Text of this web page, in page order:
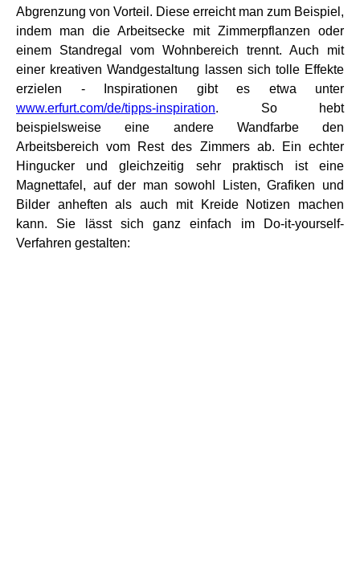
Abgrenzung von Vorteil. Diese erreicht man zum Beispiel,
indem man die Arbeitsecke mit Zimmerpflanzen oder
einem Standregal vom Wohnbereich trennt. Auch mit
einer kreativen Wandgestaltung lassen sich tolle Effekte
erzielen - Inspirationen gibt es etwa unter
www.erfurt.com/de/tipps-inspiration. So hebt
beispielsweise eine andere Wandfarbe den
Arbeitsbereich vom Rest des Zimmers ab. Ein echter
Hingucker und gleichzeitig sehr praktisch ist eine
Magnettafel, auf der man sowohl Listen, Grafiken und
Bilder anheften als auch mit Kreide Notizen machen
kann. Sie lässt sich ganz einfach im Do-it-yourself-
Verfahren gestalten: